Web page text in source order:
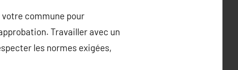
commune pour
Travailler avec un
les normes exigées,